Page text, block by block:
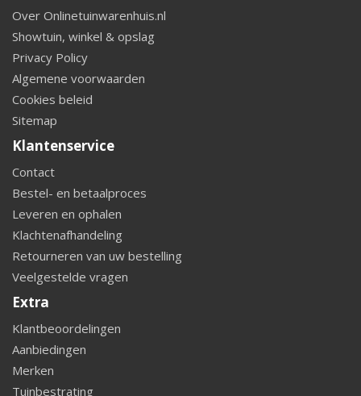
Over Onlinetuinwarenhuis.nl
Showtuin, winkel & opslag
Privacy Policy
Algemene voorwaarden
Cookies beleid
Sitemap
Klantenservice
Contact
Bestel- en betaalproces
Leveren en ophalen
Klachtenafhandeling
Retourneren van uw bestelling
Veelgestelde vragen
Extra
Klantbeoordelingen
Aanbiedingen
Merken
Tuinbestrating